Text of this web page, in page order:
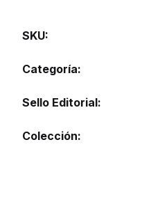
SKU:
Categoría:
Sello Editorial
Colección